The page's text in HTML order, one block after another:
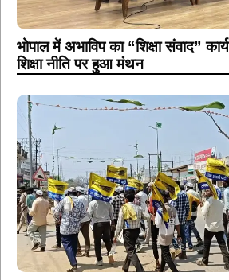
भोपाल में अभाविप का “शिक्षा संवाद”
शिक्षा नीति पर हुआ मंथन